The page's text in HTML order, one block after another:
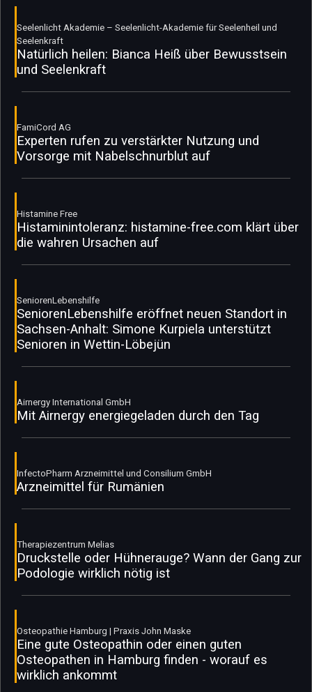
Seelenlicht Akademie – Seelenlicht-Akademie für Seelenheil und
Seelenkraft
Natürlich heilen: Bianca Heiß über Bewusstsein
und Seelenkraft
FamiCord AG
Experten rufen zu verstärkter Nutzung und
Vorsorge mit Nabelschnurblut auf
Histamine Free
Histaminintoleranz: histamine-free.com klärt über
die wahren Ursachen auf
SeniorenLebenshilfe
SeniorenLebenshilfe eröffnet neuen Standort in
Sachsen-Anhalt: Simone Kurpiela unterstützt
Senioren in Wettin-Löbejün
Airnergy International GmbH
Mit Airnergy energiegeladen durch den Tag
InfectoPharm Arzneimittel und Consilium GmbH
Arzneimittel für Rumänien
Therapiezentrum Melias
Druckstelle oder Hühnerauge? Wann der Gang zur
Podologie wirklich nötig ist
Osteopathie Hamburg | Praxis John Maske
Eine gute Osteopathin oder einen guten
Osteopathen in Hamburg finden - worauf es
wirklich ankommt